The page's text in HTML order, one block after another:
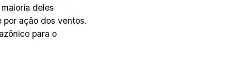
deles
ação dos ventos.
para o